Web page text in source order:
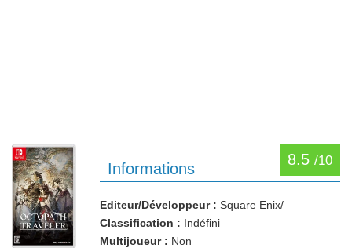
8.5 /10
Informations
Editeur/Développeur : Square Enix/
Classification : Indéfini
Multijoueur : Non